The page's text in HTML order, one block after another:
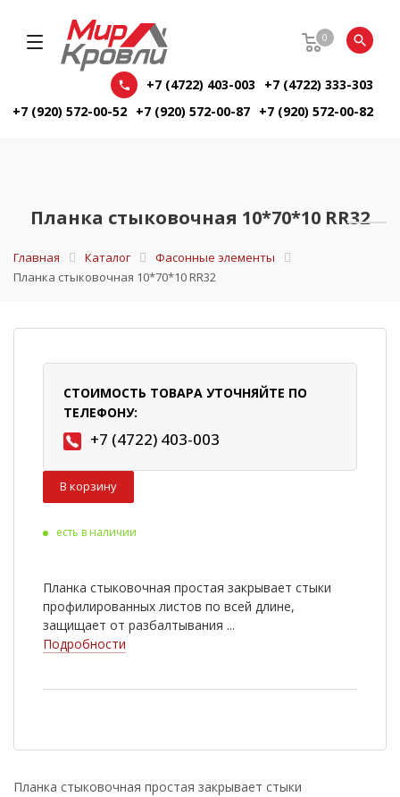
0
+7 (4722) 403-003
+7 (4722) 333-303
+7 (920) 572-00-52 +7 (920) 572-00-87 +7 (920) 572-00-82
Планка стыковочная 10*70*10 RR32
Главная Каталог
Фасонные элементы
Планка стыковочная 10*70*10 RR32
СТОИМОСТЬ ТОВАРА УТОЧНЯЙТЕ ПО
ТЕЛЕФОНУ:
+7 (4722) 403-003
В корзину
есть в наличии
Планка стыковочная простая закрывает стыки
профилированных листов по всей длине,
защищает от разбалтывания ...
Подробности
Планка стыковочная простая закрывает стыки